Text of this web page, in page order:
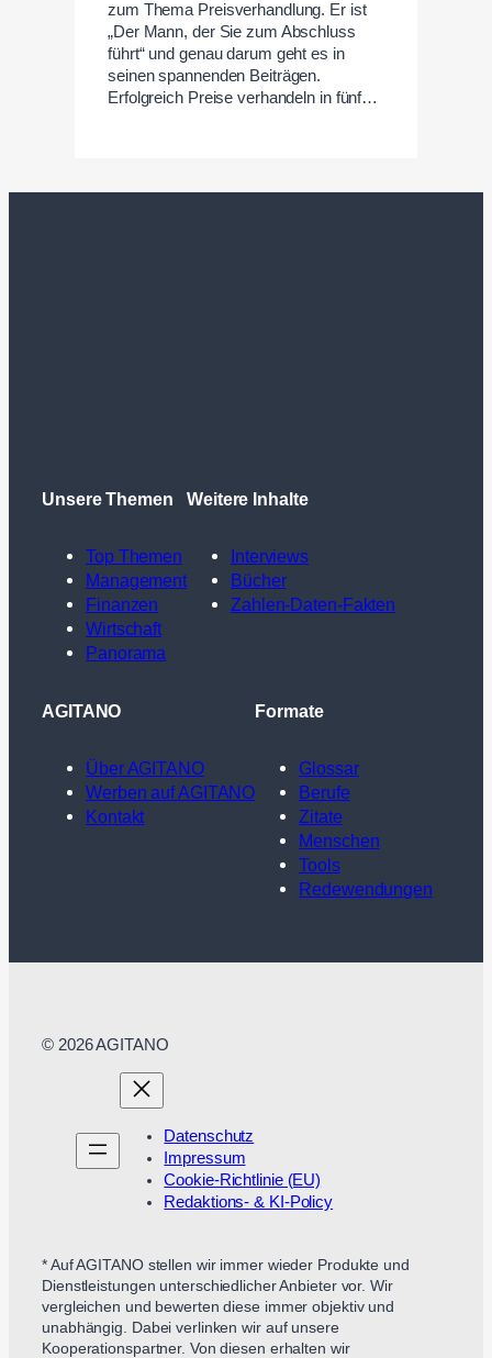
zum Thema Preisverhandlung. Er ist
„Der Mann, der Sie zum Abschluss
führt“ und genau darum geht es in
seinen spannenden Beiträgen.
Erfolgreich Preise verhandeln in fünf…
Unsere Themen
Top Themen
Management
Finanzen
Wirtschaft
Panorama
Weitere Inhalte
Interviews
Bücher
Zahlen-Daten-Fakten
AGITANO
Über AGITANO
Werben auf AGITANO
Kontakt
Formate
Glossar
Berufe
Zitate
Menschen
Tools
Redewendungen
© 2026 AGITANO
Datenschutz
Impressum
Cookie-Richtlinie (EU)
Redaktions- & KI-Policy
* Auf AGITANO stellen wir immer wieder Produkte und
Dienstleistungen unterschiedlicher Anbieter vor. Wir
vergleichen und bewerten diese immer objektiv und
unabhängig. Dabei verlinken wir auf unsere
Kooperationspartner. Von diesen erhalten wir